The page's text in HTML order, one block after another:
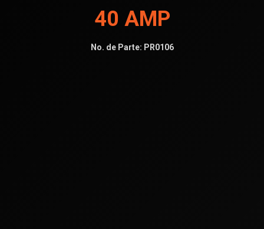
40 AMP
No. de Parte: PR0106